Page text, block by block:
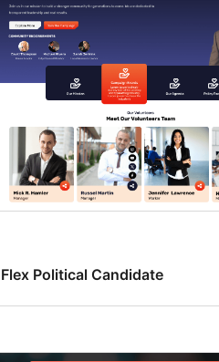
Flex Political Candidate